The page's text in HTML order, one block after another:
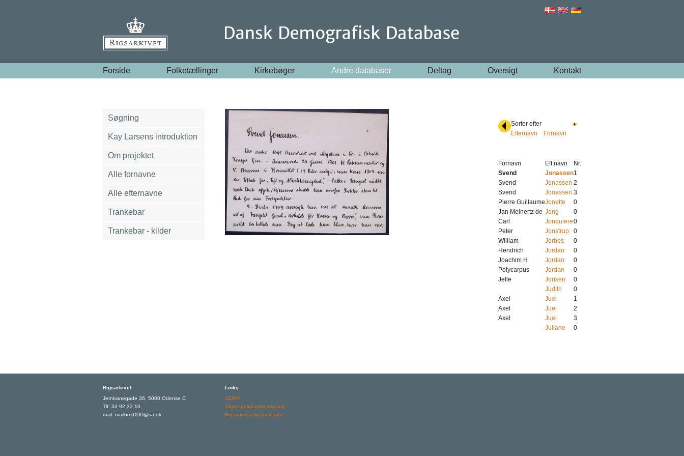
Forside Folketællinger Kirkebøger Andre databaser Deltag Oversigt Kontakt
Søgning
Kay Larsens introduktion
Om projektet
Alle fornavne
Alle efternavne
Trankebar
Trankebar - kilder
Sorter efter
Efternavn
Fornavn
Fornavn Eft.navn
Nr.
Svend
Jonassen1
Svend
Jonassen 2
Svend
Jonassen 3
Pierre GuillaumeJonette
0
Jan Meinertz de Jong
0
Carl
Jonquiere0
Peter
Jonstrup
0
William
Jorbes
0
Hendrich
Jordan
0
Joachim H
Jordan
0
Polycarpus
Jordan
0
Jelle
Jorisen
0
Judith
0
Axel
Juel
1
Axel
Juel
2
Axel
Juel
3
Juliane
0
Rigsarkivet
Jernbanegade 36, 5000 Odense C
Tlf: 33 92 33 10
mail: mailboxDDD@sa.dk
Links
GDPR
Tilgængelighedserklæring
Rigsarkivets hjemmeside